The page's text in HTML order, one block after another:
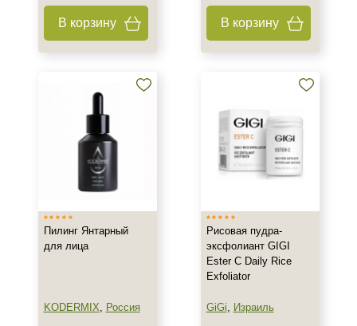
В корзину В корзину
Пилинг Янтарный
для лица
KODERMIX, Россия
Рисовая пудра-
эксфолиант GIGI
Ester C Daily Rice
Exfoliator
GiGi, Израиль